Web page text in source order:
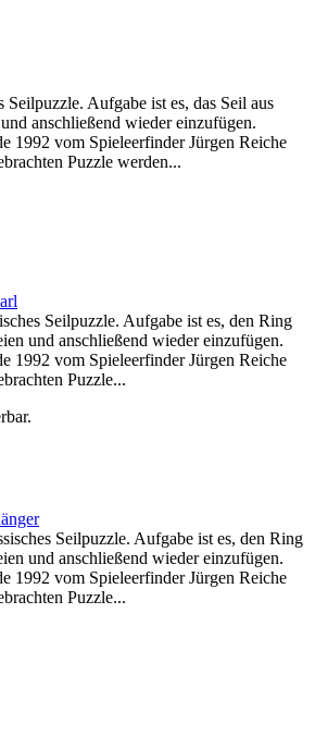
Seilpuzzle. Aufgabe ist es, das Seil aus
anschließend wieder einzufügen.
1992 vom Spieleerfinder Jürgen Reiche
Puzzle werden...
Seilpuzzle. Aufgabe ist es, den Ring
und anschließend wieder einzufügen.
1992 vom Spieleerfinder Jürgen Reiche
Puzzle...
Seilpuzzle. Aufgabe ist es, den Ring
und anschließend wieder einzufügen.
1992 vom Spieleerfinder Jürgen Reiche
Puzzle...